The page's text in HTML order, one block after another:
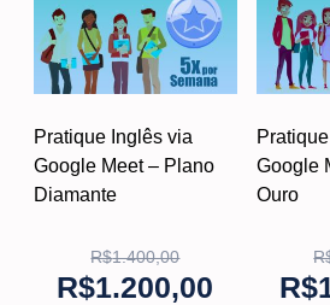
Pratique Inglês via
Google Meet – Plano
Diamante
R$1.400,00
R$1.200,00
Google
Ouro
R$